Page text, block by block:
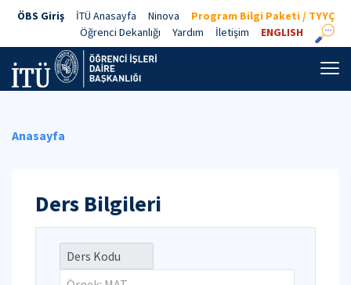
ÖBS Giriş İTÜ Anasayfa Ninova
Program Bilgi Paketi / TYYÇ
Öğrenci Dekanlığı
Yardım İletişim ENGLISH
Anasayfa
Ders Bilgileri
Ders Kodu